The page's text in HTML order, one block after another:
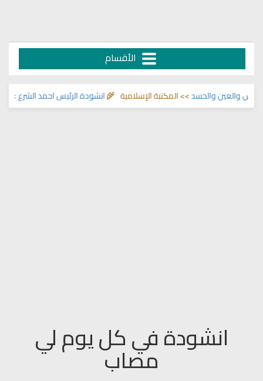
الأقسام
انشودة الرئيس احمد الشرع>> والحسد>> المكتبة الإسلامية 🌾
انشودة في كل يوم لي
مصاب